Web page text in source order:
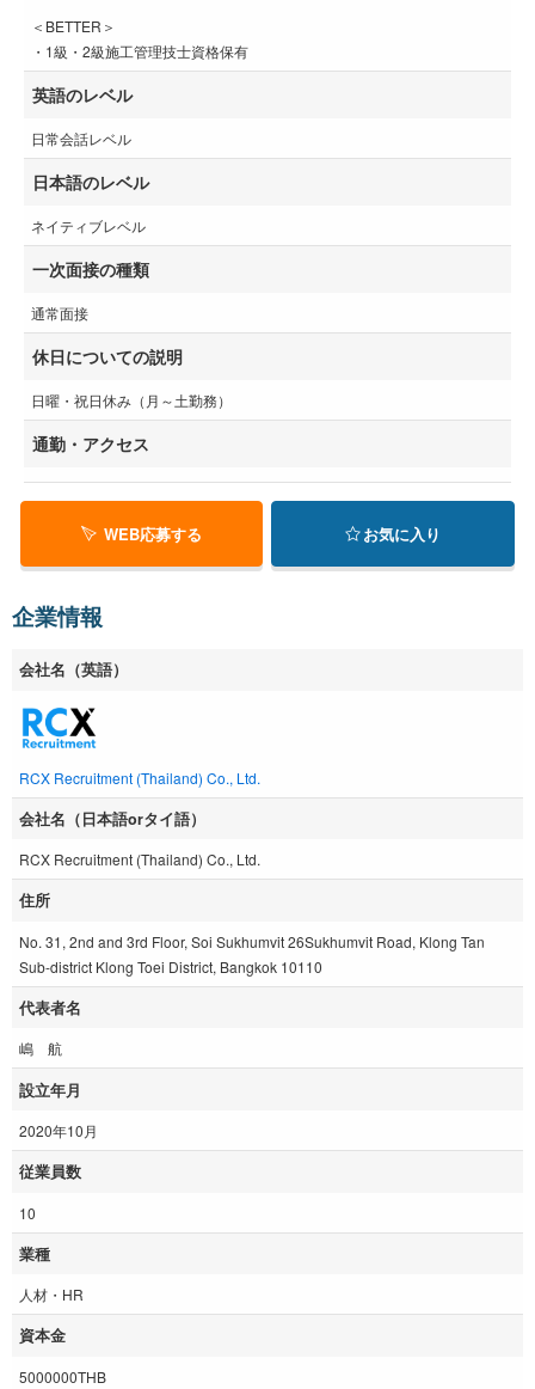
＜BETTER＞
・1級・2級施工管理技士資格保有
英語のレベル
日常会話レベル
日本語のレベル
ネイティブレベル
一次面接の種類
通常面接
休日についての説明
日曜・祝日休み（月～土勤務）
通勤・アクセス
WEB応募する お気に入り
企業情報
会社名（英語）
RCX Recruitment (Thailand) Co., Ltd.
会社名（日本語orタイ語）
RCX Recruitment (Thailand) Co., Ltd.
住所
No. 31, 2nd and 3rd Floor, Soi Sukhumvit 26Sukhumvit Road, Klong Tan
Sub-district Klong Toei District, Bangkok 10110
代表者名
嶋 航
設立年月
2020年10月
従業員数
10
業種
人材・HR
資本金
5000000THB